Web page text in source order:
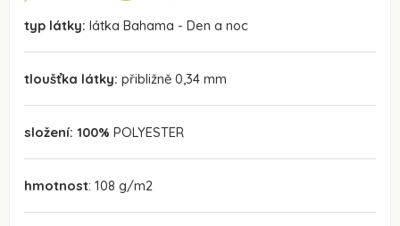
typ látky: látka Bahama - Den a noc
tloušťka látky: přibližně 0,34 mm
složení: 100% POLYESTER
hmotnost: 108 g/m2